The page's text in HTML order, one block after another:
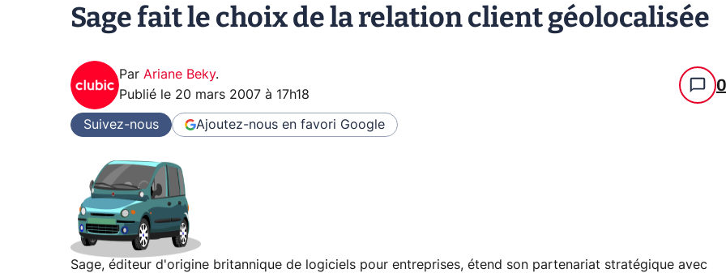
Sage fait le choix de la relation client géolocalisée
Par Ariane Beky.
Publié le 20 mars 2007 à 17h18 0
Suivez-nous Ajoutez-nous en favori Google
Sage, éditeur d'origine britannique de logiciels pour entreprises, étend son partenariat stratégique avec